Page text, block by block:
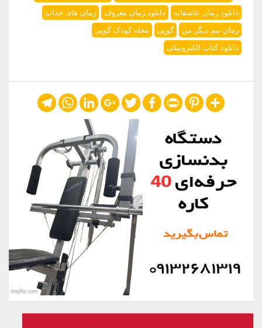
دانلود رمان عاشقانه
دانلود رمان معروف
رمان های جذاب
رمان نیم دیگر من
گوپی
مجله کودک گوپی
دانلود کتاب الکترونیکی
Share
Pinterest
Print
Facebook
Twitter
Google+
LinkedIn
WhatsApp
Telegram